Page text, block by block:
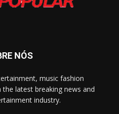
NÓS
music fashion
latest breaking news and
industry.